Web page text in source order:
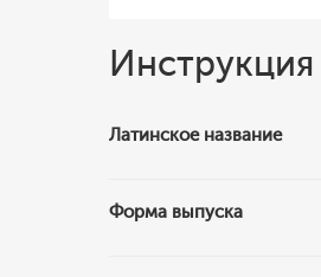
Латинское название
Форма выпуска